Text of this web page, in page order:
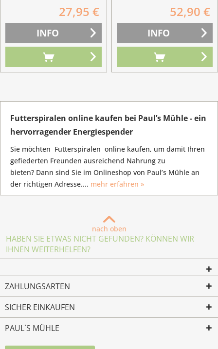
27,95 €
INFO
52,90 €
INFO
Futterspiralen online kaufen bei Paul’s Mühle - ein
hervorragender Energiespender
Sie möchten Futterspiralen online kaufen, um damit Ihren
gefiederten Freunden ausreichend Nahrung zu
bieten? Dann sind Sie im Onlineshop von Paul’s Mühle an
der richtigen Adresse.... mehr erfahren »
nach oben
HABEN SIE ETWAS NICHT GEFUNDEN? KÖNNEN WIR
IHNEN WEITERHELFEN?
ZAHLUNGSARTEN
SICHER EINKAUFEN
PAUL´S MÜHLE